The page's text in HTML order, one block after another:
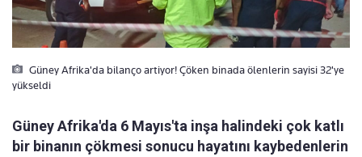
Güney Afrika'da bilanço artiyor! Çöken binada ölenlerin sayisi 32'ye
yükseldi
Güney Afrika'da 6 Mayıs'ta inşa halindeki çok katlı
bir binanın çökmesi sonucu hayatını kaybedenlerin